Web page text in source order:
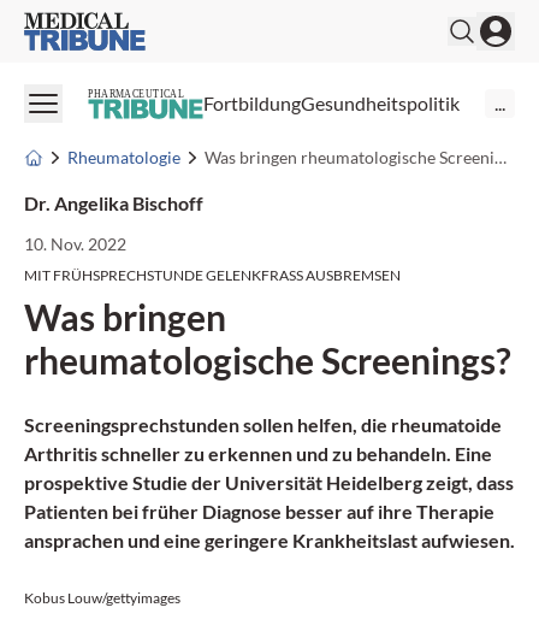
Medical Tribune
PHARMACEUTICAL FortbildungGesundheitspolitik ...
Rheumatologie Was bringen rheumatologische Screenings?
Dr. Angelika Bischoff
10. Nov. 2022
MIT FRÜHSPRECHSTUNDE GELENKFRASS AUSBREMSEN
Was bringen
rheumatologische Screenings?
Screeningsprechstunden sollen helfen, die rheumatoide
Arthritis schneller zu erkennen und zu behandeln. Eine
prospektive Studie der Universität Heidelberg zeigt, dass
Patienten bei früher Diagnose besser auf ihre Therapie
ansprachen und eine geringere Krankheitslast aufwiesen.
Kobus Louw/gettyimages